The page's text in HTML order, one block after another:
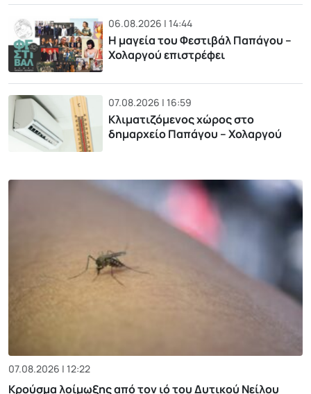
06.08.2026 | 14:44
Η μαγεία του Φεστιβάλ Παπάγου –
Χολαργού επιστρέφει
07.08.2026 | 16:59
Κλιματιζόμενος χώρος στο
δημαρχείο Παπάγου – Χολαργού
07.08.2026 | 12:22
Κρούσμα λοίμωξης από τον ιό του Δυτικού Νείλου